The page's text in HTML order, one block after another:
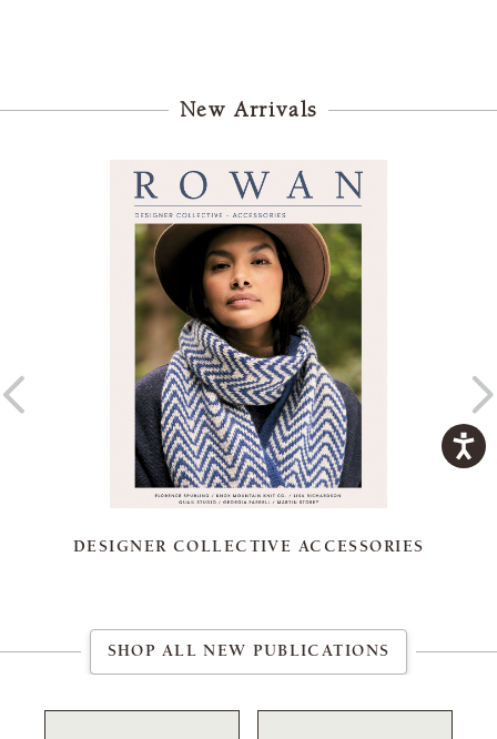
New Arrivals
DESIGNER COLLECTIVE ACCESSORIES
SHOP ALL NEW PUBLICATIONS